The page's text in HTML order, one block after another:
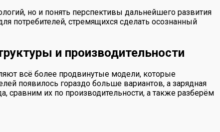
но и понять перспективы дальнейшего развития
потребителей, стремящихся сделать осознанный
и производительности
всё более продвинутые модели, которые
появилось гораздо больше вариантов, а зарядная
сравним их по производительности, а также разберём